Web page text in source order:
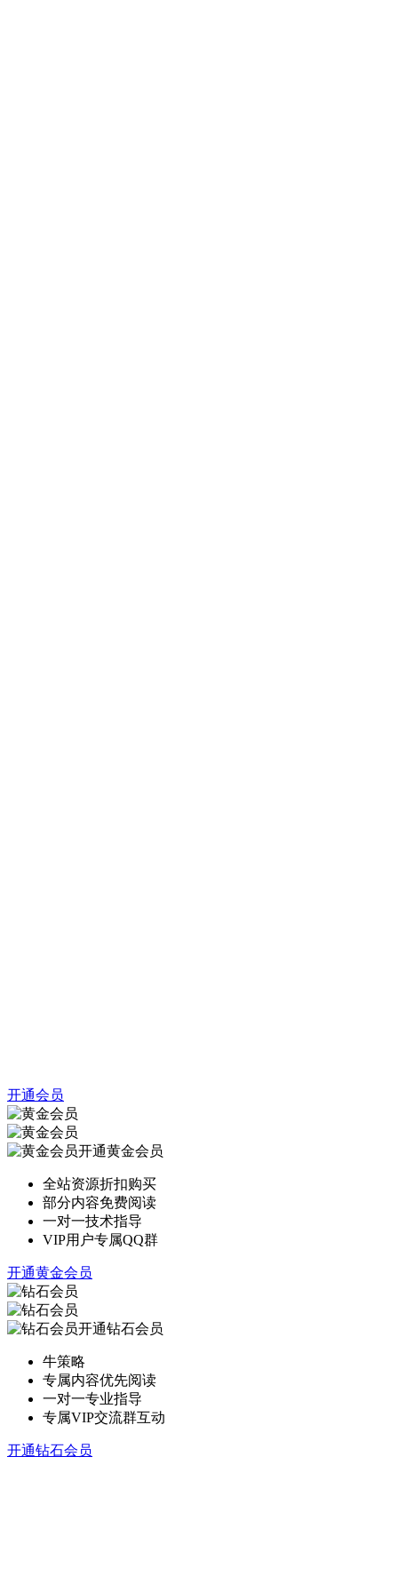
开通会员
开通黄金会员
全站资源折扣购买
部分内容免费阅读
一对一技术指导
VIP用户专属QQ群
开通黄金会员
开通钻石会员
牛策略
专属内容优先阅读
一对一专业指导
专属VIP交流群互动
开通钻石会员